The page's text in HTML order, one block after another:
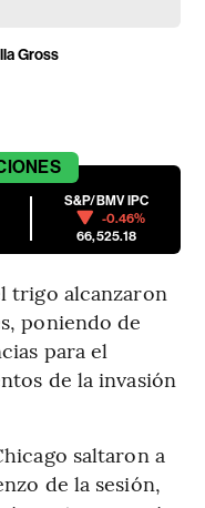
Gross
S&P/BMV IPC
-0.46%
66,525.18
trigo alcanzaron
poniendo de
para el
de la invasión
saltaron a
de la sesión,